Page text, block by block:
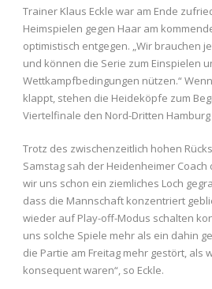
Trainer Klaus Eckle war am Ende
Heimspielen gegen Haar am
optimistisch entgegen. „Wir brauchen
und können die Serie zum Einspielen
Wettkampfbedingungen nützen.“
klappt, stehen die Heideköpfe zum
Viertelfinale den Nord-Dritten
Trotz des zwischenzeitlich hohen
Samstag sah der Heidenheimer Coach
wir uns schon ein ziemliches Loch
dass die Mannschaft konzentriert
wieder auf Play-off-Modus schalten
uns solche Spiele mehr als ein dahin
die Partie am Freitag mehr gestört, als
konsequent waren“, so Eckle.